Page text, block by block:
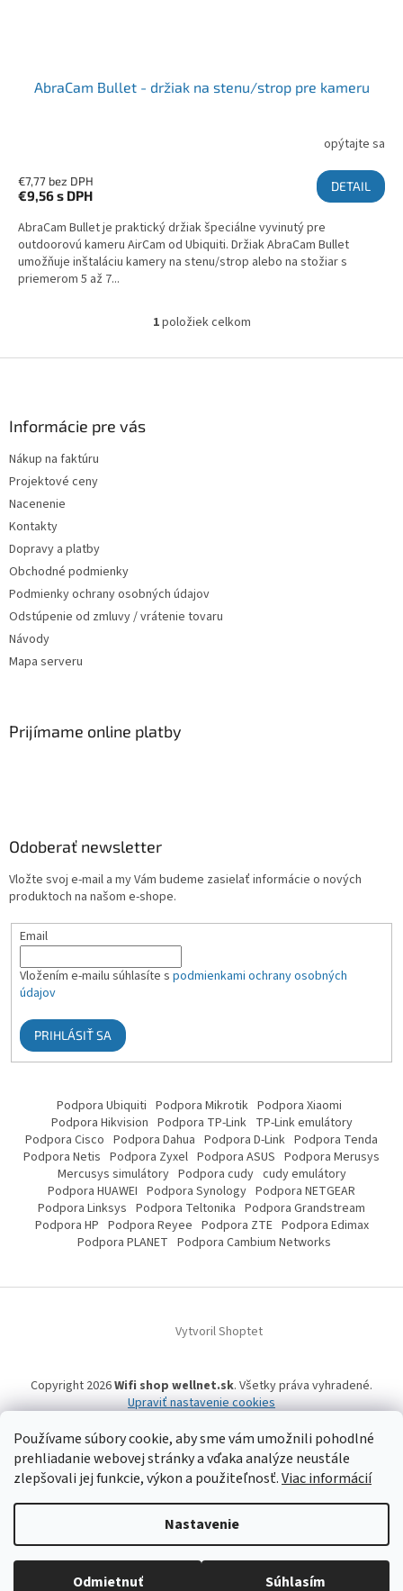
Používame súbory cookie, aby sme vám umožnili pohodlné
prehliadanie webovej stránky a vďaka analýze neustále
zlepšovali jej funkcie, výkon a použiteľnosť.Viac informácií
Nastavenie
Odmietnuť Súhlasím
AbraCam Bullet - držiak na stenu/strop pre kameru
opýtajte sa
€7,77 bez DPH
€9,56s DPH
DETAIL
AbraCam Bullet je praktický držiak špeciálne vyvinutý pre
outdoorovú kameru AirCam od Ubiquiti. Držiak AbraCam Bullet
umožňuje inštaláciu kamery na stenu/strop alebo na stožiar s
priemerom 5 až 7...
Ovládacie prvky výpisu
1položiek celkom
Informácie pre vás
Nákup na faktúru
Projektové ceny
Nacenenie
Kontakty
Dopravy a platby
Obchodné podmienky
Podmienky ochrany osobných údajov
Odstúpenie od zmluvy / vrátenie tovaru
Návody
Mapa serveru
Prijímame online platby
Odoberať newsletter
Vložte svoj e-mail a my Vám budeme zasielať informácie o nových
produktoch na našom e-shope.
Email
Vložením e-mailu súhlasíte s podmienkami ochrany osobných
údajov
PRIHLÁSIŤ SA
Podpora Ubiquiti Podpora Mikrotik Podpora Xiaomi
Podpora Hikvision Podpora TP-Link TP-Link emulátory
Podpora Cisco Podpora Dahua Podpora D-Link Podpora Tenda
Podpora Netis Podpora Zyxel Podpora ASUS Podpora Merusys
Mercusys simulátory Podpora cudy cudy emulátory
Podpora HUAWEI Podpora Synology Podpora NETGEAR
Podpora Linksys Podpora Teltonika Podpora Grandstream
Podpora HP Podpora Reyee Podpora ZTE Podpora Edimax
Podpora PLANET Podpora Cambium Networks
Vytvoril Shoptet
Copyright 2026Wifi shop wellnet.sk. Všetky práva vyhradené.
Upraviť nastavenie cookies
Wifi shop wellnet.sk prevádzkuje spoločnosť WELLNET, s.r.o.,IČO: 36484610,
OR OS: Prešov odd. Sro 14019/P, IČ DPH: SK2020015206 | Tel:+421 905 269 141
| WhatsApp, Signal, Telegram: +421 905 269 141 | Informácie o produktoch a
a ich dostupnosti, tu uvádzané, pochádzajú od tretích strán, mohli
vzniknúť automatizovaným strojovým prekladom a neprešli jazykovou
úpravou. Spoločnosť WELLNET, s.r.o. preto nemôže niesť zodpovednosť za ich
úplnosť a aktuálnosť. | Registrované obchodné značky, vzory a názvy patria
ich vlastníkom. | © 2006-2026 WELLNET, s.r.o. Všetky práva vyhradené.